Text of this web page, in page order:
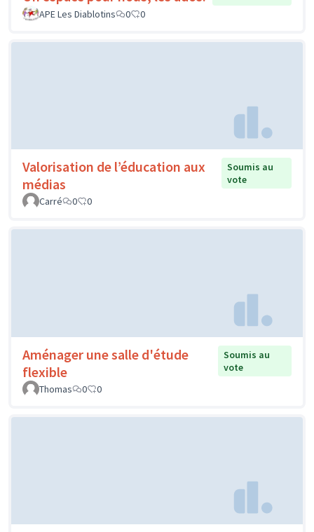
APE Les Diablotins
0 0
Valorisation de l’éducation aux
médias
Soumis au
vote
Carré
0 0
Aménager une salle d'étude
flexible
Soumis au
vote
Thomas
0 0